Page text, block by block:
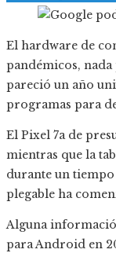
El hardware de
pandémicos, nada
pareció un año
programas para
El Pixel 7a de
mientras que la
durante un tiempo
plegable ha
Alguna
para Android en